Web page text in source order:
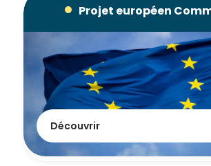
Projet européen
Découvrir